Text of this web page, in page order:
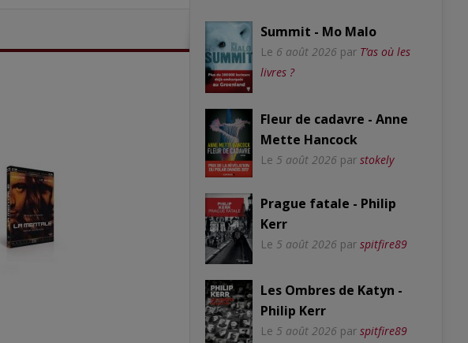
Summit - Mo Malo
Le 6 août 2026 par T’as où les
livres ?
Fleur de cadavre - Anne
Mette Hancock
Le 5 août 2026 par stokely
Prague fatale - Philip
Kerr
Le 5 août 2026 par spitfire89
Les Ombres de Katyn -
Philip Kerr
Le 5 août 2026 par spitfire89